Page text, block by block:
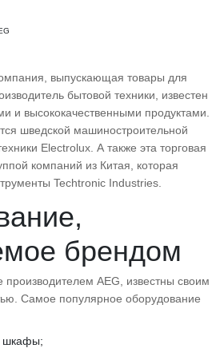
выпускающая товары для
бытовой техники, известен
и высококачественными продуктами.
шведской машиностроительной
Electrolux. А также эта торговая
компаний из Китая, которая
Techtronic Industries.
брендом
AEG, известны своим
Самое популярное оборудование
шкафы;